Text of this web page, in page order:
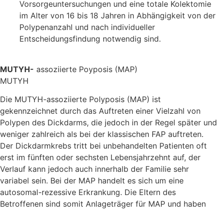
Vorsorgeuntersuchungen und eine totale Kolektomie
im Alter von 16 bis 18 Jahren in Abhängigkeit von der
Polypenanzahl und nach individueller
Entscheidungsfindung notwendig sind.
MUTYH- assoziierte Poyposis (MAP)
MUTYH
Die MUTYH-assoziierte Polyposis (MAP) ist
gekennzeichnet durch das Auftreten einer Vielzahl von
Polypen des Dickdarms, die jedoch in der Regel später und
weniger zahlreich als bei der klassischen FAP auftreten.
Der Dickdarmkrebs tritt bei unbehandelten Patienten oft
erst im fünften oder sechsten Lebensjahrzehnt auf, der
Verlauf kann jedoch auch innerhalb der Familie sehr
variabel sein. Bei der MAP handelt es sich um eine
autosomal-rezessive Erkrankung. Die Eltern des
Betroffenen sind somit Anlageträger für MAP und haben